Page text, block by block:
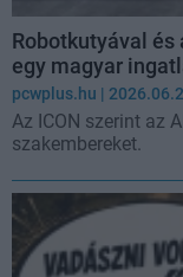
Robotkutyával
egy magyar
pcwplus.hu |
Az ICON szerint az
szakembereket.